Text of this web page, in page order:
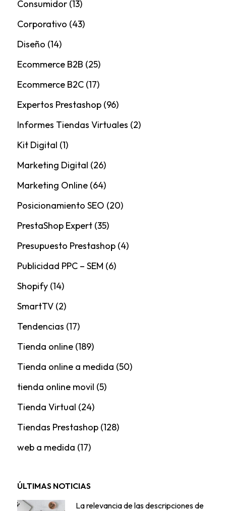
Consumidor(13)
Corporativo (43)
Diseño (14)
Ecommerce B2B (25)
Ecommerce B2C(17)
Expertos Prestashop(96)
Informes Tiendas Virtuales (2)
Kit Digital (1)
Marketing Digital (26)
Marketing Online(64)
Posicionamiento SEO (20)
PrestaShop Expert(35)
Presupuesto Prestashop(4)
Publicidad PPC – SEM (6)
Shopify(14)
SmartTV(2)
Tendencias (17)
Tienda online(189)
Tienda online a medida (50)
tienda online movil (5)
Tienda Virtual (24)
Tiendas Prestashop(128)
web a medida (17)
ÚLTIMAS NOTICIAS
La relevancia de las descripciones de